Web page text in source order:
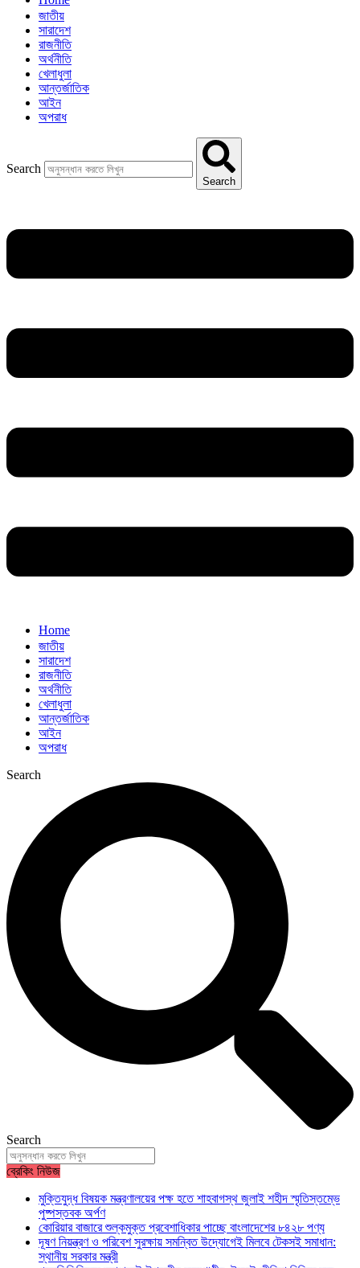
জাতীয়
সারাদেশ
রাজনীতি
অর্থনীতি
খেলাধুলা
আন্তর্জাতিক
আইন
অপরাধ
Search
Search
Home
জাতীয়
সারাদেশ
রাজনীতি
অর্থনীতি
খেলাধুলা
আন্তর্জাতিক
আইন
অপরাধ
Search
Search
ব্রেকিং নিউজ
মুক্তিযুদ্ধ বিষয়ক মন্ত্রণালয়ের পক্ষ হতে শাহবাগস্থ জুলাই শহীদ স্মৃতিস্তম্ভে
পুষ্পস্তবক অর্পণ
কোরিয়ার বাজারে শুল্কমুক্ত প্রবেশাধিকার পাচ্ছে বাংলাদেশের ৮৪২৮ পণ্য
দূষণ নিয়ন্ত্রণ ও পরিবেশ সুরক্ষায় সমন্বিত উদ্যোগেই মিলবে টেকসই সমাধান:
স্থানীয় সরকার মন্ত্রী